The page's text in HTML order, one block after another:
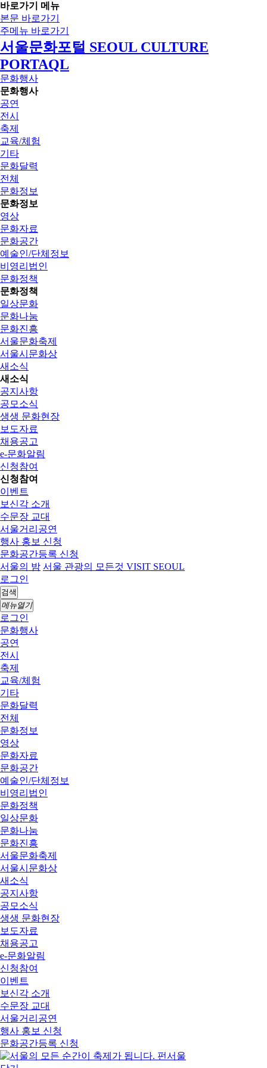
바로가기 메뉴
본문 바로가기
주메뉴 바로가기
서울문화포털 SEOUL CULTURE
PORTAQL
문화행사
문화행사
공연
전시
축제
교육/체험
기타
문화달력
전체
문화정보
문화정보
영상
문화자료
문화공간
예술인/단체정보
비영리법인
문화정책
문화정책
일상문화
문화나눔
문화진흥
서울문화축제
서울시문화상
새소식
새소식
공지사항
공모소식
생생 문화현장
보도자료
채용공고
e-문화알림
신청참여
신청참여
이벤트
보신각 소개
수문장 교대
서울거리공연
행사 홍보 신청
문화공간등록 신청
서울의 밤 서울 관광의 모든것 VISIT SEOUL
로그인
검색
메뉴열기
로그인
문화행사
공연
전시
축제
교육/체험
기타
문화달력
전체
문화정보
영상
문화자료
문화공간
예술인/단체정보
비영리법인
문화정책
일상문화
문화나눔
문화진흥
서울문화축제
서울시문화상
새소식
공지사항
공모소식
생생 문화현장
보도자료
채용공고
e-문화알림
신청참여
이벤트
보신각 소개
수문장 교대
서울거리공연
행사 홍보 신청
문화공간등록 신청